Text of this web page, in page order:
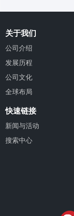
关于我们
公司介绍
发展历程
公司文化
全球布局
快速链接
新闻与活动
搜索中心